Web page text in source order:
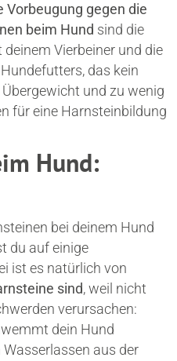
Vorbeugung gegen die
beim Hund sind die
Vierbeiner und die
das kein
und zu wenig
für eine Harnsteinbildung
Hund:
bei deinem Hund
du auf einige
ist es natürlich von
sind, weil nicht
verursachen:
dein Hund
aus der